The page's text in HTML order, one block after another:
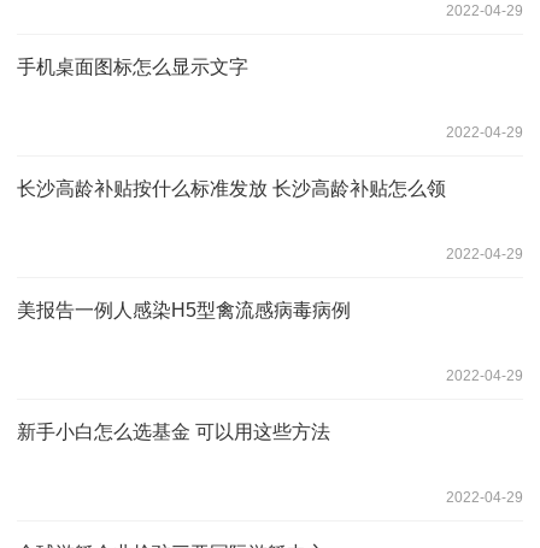
2022-04-29
手机桌面图标怎么显示文字
2022-04-29
长沙高龄补贴按什么标准发放 长沙高龄补贴怎么领
2022-04-29
美报告一例人感染H5型禽流感病毒病例
2022-04-29
新手小白怎么选基金 可以用这些方法
2022-04-29